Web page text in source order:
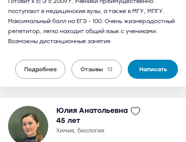
поступают в медицинские вузы, а также в МГУ, МПГУ.
Максимальный балл на ЕГЭ - 100. Очень жизнерадостный
репетитор, легко находит общий язык с учениками.
Возможны дистанционные занятия
Подробнее Отзывы 13 Написать
Юлия Анатольевна
45 лет
химия, биология